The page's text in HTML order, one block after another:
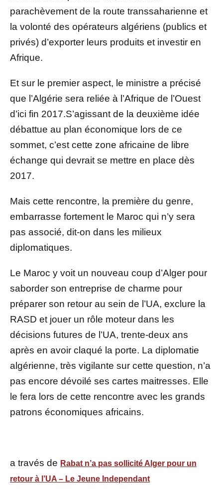
parachèvement de la route transsaharienne et
la volonté des opérateurs algériens (publics et
privés) d’exporter leurs produits et investir en
Afrique.
Et sur le premier aspect, le ministre a précisé
que l’Algérie sera reliée à l’Afrique de l’Ouest
d’ici fin 2017.S’agissant de la deuxième idée
débattue au plan économique lors de ce
sommet, c’est cette zone africaine de libre
échange qui devrait se mettre en place dès
2017.
Mais cette rencontre, la première du genre,
embarrasse fortement le Maroc qui n’y sera
pas associé, dit-on dans les milieux
diplomatiques.
Le Maroc y voit un nouveau coup d’Alger pour
saborder son entreprise de charme pour
préparer son retour au sein de l’UA, exclure la
RASD et jouer un rôle moteur dans les
décisions futures de l’UA, trente-deux ans
après en avoir claqué la porte. La diplomatie
algérienne, très vigilante sur cette question, n’a
pas encore dévoilé ses cartes maitresses. Elle
le fera lors de cette rencontre avec les grands
patrons économiques africains.
a través de Rabat n’a pas sollicité Alger pour un
retour à l’UA – Le Jeune Independant